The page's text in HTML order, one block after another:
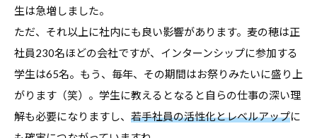
生は急増しました。
ただ、それ以上に社内にも良い影響があります。麦の穂は正
社員230名ほどの会社ですが、インターンシップに参加する
学生は65名。もう、毎年、その期間はお祭りみたいに盛り上
がります（笑）。学生に教えるとなると自らの仕事の深い理
解も必要になりますし、 若手社員の活性化とレベルアップに